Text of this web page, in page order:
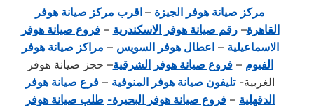
مركز صيانة هوفر الجيزة – اقرب مركز صيانة هوفر
القاهرة–رقم صيانة هوفر الاسكندرية –فروع صيانة هوفر
الاسماعيلية –اعطال هوفر السويس – مراكز صيانة هوفر
الفيوم –فروع صيانة هوفر الشرقية– حجز صيانة هوفر
الغربية-تليفون صيانة هوفر المنوفية – فرع صيانة هوفر
الدقهلية – فروع صيانة هوفر البحيرة- طلب صيانة هوفر